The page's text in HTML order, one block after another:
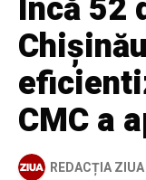
CMC a
REDACȚIA ZIUA